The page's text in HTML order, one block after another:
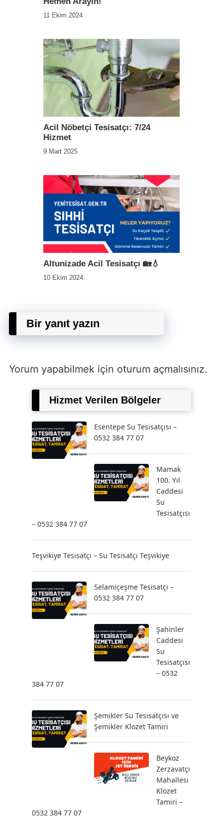
11 Ekim 2024
Acil Nöbetçi Tesisatçı: 7/24
Hizmet
9 Mart 2025
Altunizade Acil Tesisatçı 🏡💧
10 Ekim 2024
Bir yanıt yazın
Yorum yapabilmek için oturum açmalısınız.
Hizmet Verilen Bölgeler
Esentepe Su Tesisatçısı –
0532 384 77 07
Mamak
100. Yıl
Caddesi
Su
Tesisatçısı
– 0532 384 77 07
Teşvikiye Tesisatçı – Su Tesisatçı Teşvikiye
Selamiçeşme Tesisatçı –
0532 384 77 07
Şahinler
Caddesi
Su
Tesisatçısı
– 0532
384 77 07
Şemikler Su Tesisatçısı ve
Şemikler Klozet Tamiri
Beykoz
Zerzavatçı
Mahallesi
Klozet
Tamiri –
0532 384 77 07